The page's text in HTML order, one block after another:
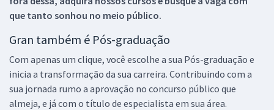
que tanto sonhou no meio público.
Gran também é Pós-graduação
Com apenas um clique, você escolhe a sua Pós-graduação e
inicia a transformação da sua carreira. Contribuindo com a
sua jornada rumo a aprovação no concurso público que
almeja, e já com o título de especialista em sua área.